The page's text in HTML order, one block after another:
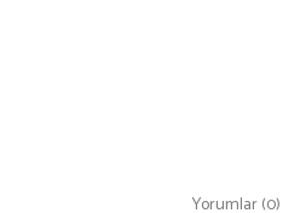
Yorumlar (0)